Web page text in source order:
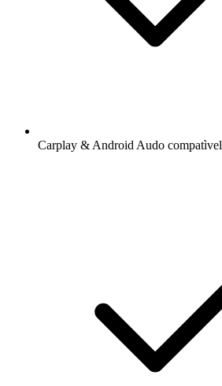
Carplay & Android Audo compatìvel